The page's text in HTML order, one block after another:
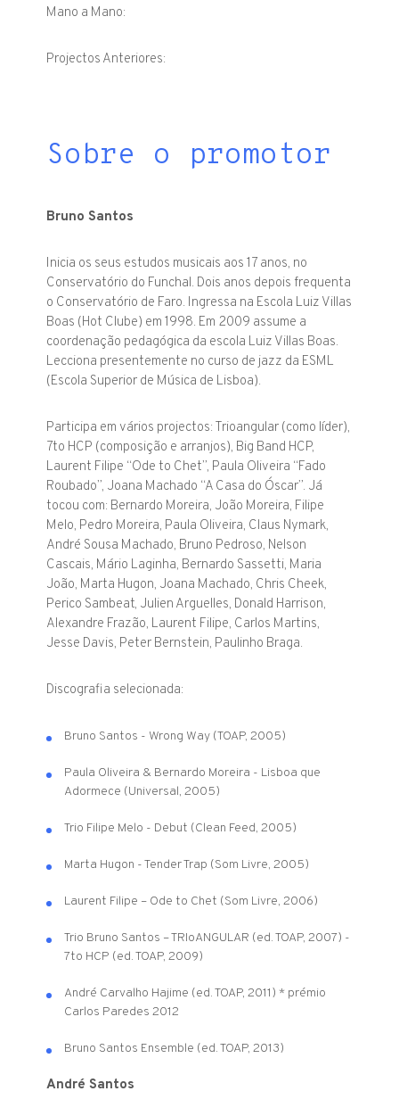
Mano a Mano:
Projectos Anteriores:
Sobre o promotor
Bruno Santos
Inicia os seus estudos musicais aos 17 anos, no
Conservatório do Funchal. Dois anos depois frequenta
o Conservatório de Faro. Ingressa na Escola Luiz Villas
Boas (Hot Clube) em 1998. Em 2009 assume a
coordenação pedagógica da escola Luiz Villas Boas.
Lecciona presentemente no curso de jazz da ESML
(Escola Superior de Música de Lisboa).
Participa em vários projectos: Trioangular (como líder),
7to HCP (composição e arranjos), Big Band HCP,
Laurent Filipe “Ode to Chet”, Paula Oliveira “Fado
Roubado”, Joana Machado “A Casa do Óscar”. Já
tocou com: Bernardo Moreira, João Moreira, Filipe
Melo, Pedro Moreira, Paula Oliveira, Claus Nymark,
André Sousa Machado, Bruno Pedroso, Nelson
Cascais, Mário Laginha, Bernardo Sassetti, Maria
João, Marta Hugon, Joana Machado, Chris Cheek,
Perico Sambeat, Julien Arguelles, Donald Harrison,
Alexandre Frazão, Laurent Filipe, Carlos Martins,
Jesse Davis, Peter Bernstein, Paulinho Braga.
Discografia selecionada:
Bruno Santos - Wrong Way (TOAP, 2005)
Paula Oliveira & Bernardo Moreira - Lisboa que
Adormece (Universal, 2005)
Trio Filipe Melo - Debut (Clean Feed, 2005)
Marta Hugon - Tender Trap (Som Livre, 2005)
Laurent Filipe – Ode to Chet (Som Livre, 2006)
Trio Bruno Santos – TRIoANGULAR (ed. TOAP, 2007) -
7to HCP (ed. TOAP, 2009)
André Carvalho Hajime (ed. TOAP, 2011) * prémio
Carlos Paredes 2012
Bruno Santos Ensemble (ed. TOAP, 2013)
André Santos